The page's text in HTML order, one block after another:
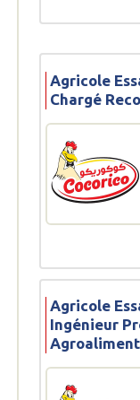
Agricole
Chargé
Agricole
Ingénieur